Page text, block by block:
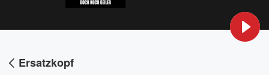
Ersatzkopf